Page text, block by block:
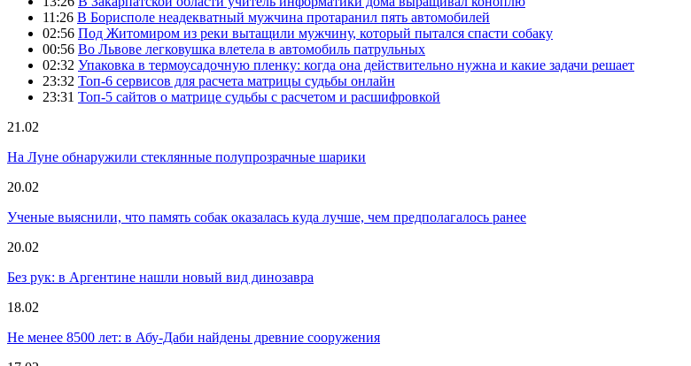
11:26 В Борисполе неадекватный мужчина протаранил пять автомобилей
02:56 Под Житомиром из реки вытащили мужчину, который пытался спасти собаку
00:56 Во Львове легковушка влетела в автомобиль патрульных
02:32 Упаковка в термоусадочную пленку: когда она действительно нужна и какие задачи решает
23:32 Топ-6 сервисов для расчета матрицы судьбы онлайн
23:31 Топ-5 сайтов о матрице судьбы с расчетом и расшифровкой
21.02
На Луне обнаружили стеклянные полупрозрачные шарики
20.02
Ученые выяснили, что память собак оказалась куда лучше, чем предполагалось ранее
20.02
Без рук: в Аргентине нашли новый вид динозавра
18.02
Не менее 8500 лет: в Абу-Даби найдены древние сооружения